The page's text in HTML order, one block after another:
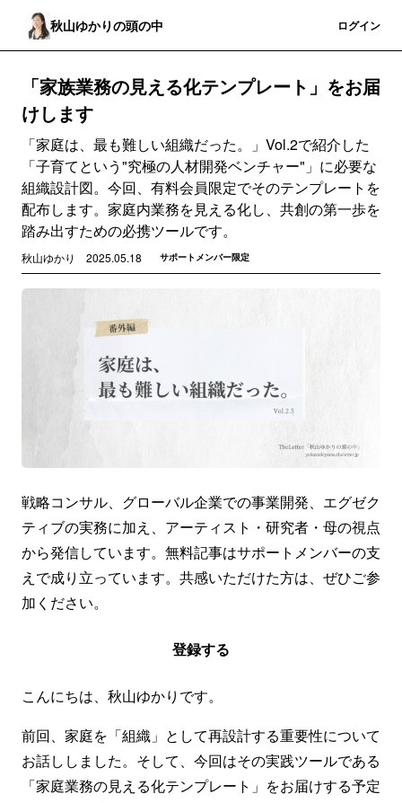
秋山ゆかりの頭の中 ログイン
「家族業務の見える化テンプレート」をお届
けします
「家庭は、最も難しい組織だった。」Vol.2で紹介した
「子育てという"究極の人材開発ベンチャー"」に必要な
組織設計図。今回、有料会員限定でそのテンプレートを
配布します。家庭内業務を見える化し、共創の第一歩を
踏み出すための必携ツールです。
秋山ゆかり 2025.05.18 サポートメンバー限定
戦略コンサル、グローバル企業での事業開発、エグゼク
ティブの実務に加え、アーティスト・研究者・母の視点
から発信しています。無料記事はサポートメンバーの支
えで成り立っています。共感いただけた方は、ぜひご参
加ください。
登録する
こんにちは、秋山ゆかりです。
前回、家庭を「組織」として再設計する重要性について
お話ししました。そして、今回はその実践ツールである
「家庭業務の見える化テンプレート」をお届けする予定